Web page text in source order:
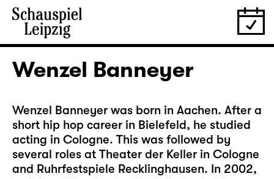
Wenzel Banneyer
Wenzel Banneyer was born in Aachen. After a
short hip hop career in Bielefeld, he studied
acting in Cologne. This was followed by
several roles at Theater der Keller in Cologne
and Ruhrfestspiele Recklinghausen. In 2002,